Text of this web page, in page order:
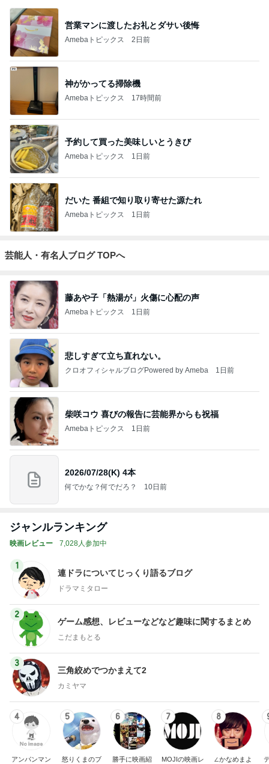
営業マンに渡したお礼とダサい後悔
Amebaトピックス 2日前
神がかってる掃除機
Amebaトピックス 17時間前
予約して買った美味しいとうきび
Amebaトピックス 1日前
だいた 番組で知り取り寄せた源たれ
Amebaトピックス 1日前
芸能人・有名人ブログ TOPへ
藤あや子「熱湯が」火傷に心配の声
Amebaトピックス 1日前
悲しすぎて立ち直れない。
クロオフィシャルブログPowered by Ameba 1日前
柴咲コウ 喜びの報告に芸能界からも祝福
Amebaトピックス 1日前
2026/07/28(K) 4本
何でかな？何でだろ？ 10日前
ジャンルランキング
映画レビュー 7,028人参加中
1
連ドラについてじっくり語るブログ
ドラマミタロー
2
ゲーム感想、レビューなどなど趣味に関するまとめ
こだまもとる
3
三角絞めでつかまえて2
カミヤマ
4
アンパンマン
5
怒りくまのブ
6
勝手に映画紹
7
MOJIの映画レ
8
∠かなめまよ